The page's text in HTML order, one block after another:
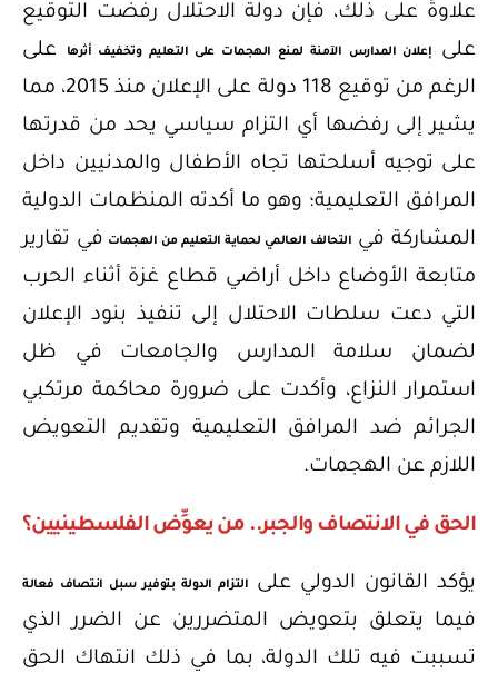
علاوةً على ذلك، فإن دولة الاحتلال رفضت التوقيع
علىإعلان المدارس الآمنة لمنع الهجمات على التعليم وتخفيف أثرهاعلى
الرغم من توقيع 118 دولة على الإعلان منذ 2015، مما
يشير إلى رفضها أي التزام سياسي يحد من قدرتها
على توجيه أسلحتها تجاه الأطفال والمدنيين داخل
المرافق التعليمية؛ وهو ما أكدته المنظمات الدولية
المشاركة فيالتحالف العالمي لحماية التعليم من الهجماتفي تقارير
متابعة الأوضاع داخل أراضي قطاع غزة أثناء الحرب
التي دعت سلطات الاحتلال إلى تنفيذ بنود الإعلان
لضمان سلامة المدارس والجامعات في ظل
استمرار النزاع، وأكدت على ضرورة محاكمة مرتكبي
الجرائم ضد المرافق التعليمية وتقديم التعويض
اللازم عن الهجمات.
الحق في الانتصاف والجبر.. من يعوِّض الفلسطينيين؟
يؤكد القانون الدولي علىالتزام الدولة بتوفير سبل انتصاف فعالة
فيما يتعلق بتعويض المتضررين عن الضرر الذي
تسببت فيه تلك الدولة، بما في ذلك انتهاك الحق